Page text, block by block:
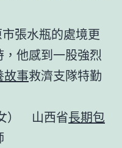
張水瓶的處境更
他感到一股強烈
故事救濟支隊特勤
女） 山西省長期包